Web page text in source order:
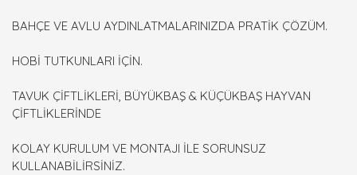
BAHÇE VE AVLU AYDINLATMALARINIZDA PRATİK ÇÖZÜM.
HOBİ TUTKUNLARI İÇİN.
TAVUK ÇİFTLİKLERİ, BÜYÜKBAŞ & KÜÇÜKBAŞ HAYVAN
ÇİFTLİKLERİNDE
KOLAY KURULUM VE MONTAJI İLE SORUNSUZ
KULLANABİLİRSİNİZ.